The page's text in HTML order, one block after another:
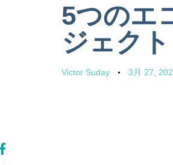
5つのエ
ジェク
Victor Suday 3月 27,